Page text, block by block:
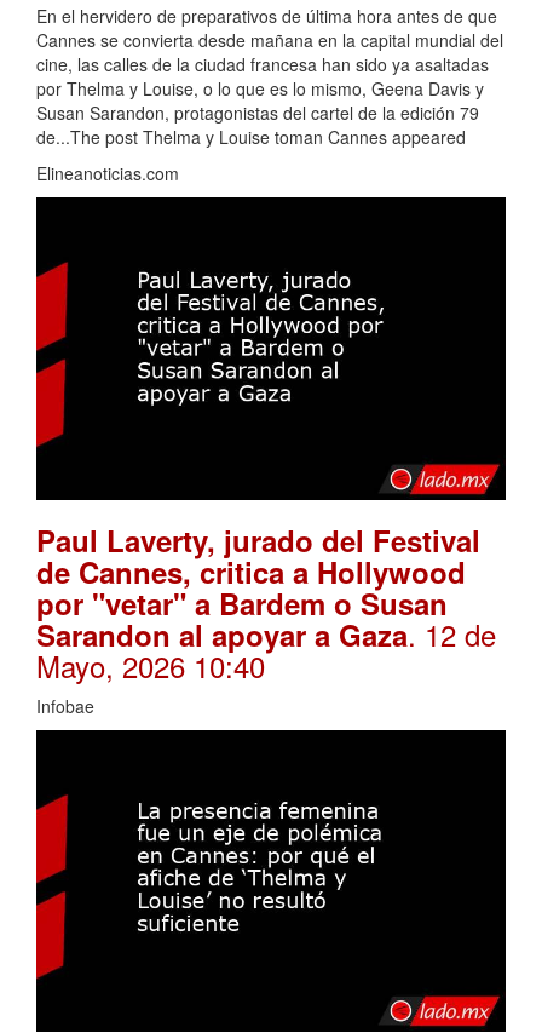
En el hervidero de preparativos de última hora antes de que
Cannes se convierta desde mañana en la capital mundial del
cine, las calles de la ciudad francesa han sido ya asaltadas
por Thelma y Louise, o lo que es lo mismo, Geena Davis y
Susan Sarandon, protagonistas del cartel de la edición 79
de...The post Thelma y Louise toman Cannes appeared
Elineanoticias.com
Paul Laverty, jurado del Festival
de Cannes, critica a Hollywood
por "vetar" a Bardem o Susan
Sarandon al apoyar a Gaza. 12 de
Mayo, 2026 10:40
Infobae